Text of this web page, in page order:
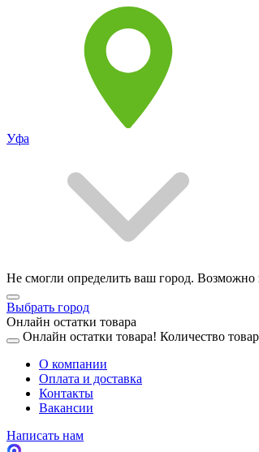
Уфа
Не смогли определить ваш город. Возможно
Выбрать город
Онлайн остатки товара
Онлайн остатки товара! Количество
О компании
Оплата и доставка
Контакты
Вакансии
Написать нам